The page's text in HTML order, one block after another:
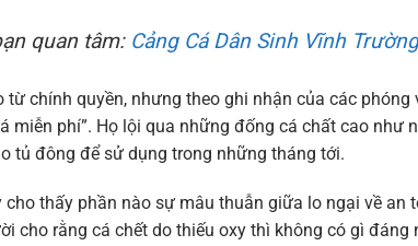
quan tâm: Cảng Cá Dân Sinh Vĩnh Trường
từ chính quyền, nhưng theo ghi nhận của các
miễn phí”. Họ lội qua những đống cá chất cao như
tủ đông để sử dụng trong những tháng tới.
cho thấy phần nào sự mâu thuẫn giữa lo ngại về
cho rằng cá chết do thiếu oxy thì không có gì đáng